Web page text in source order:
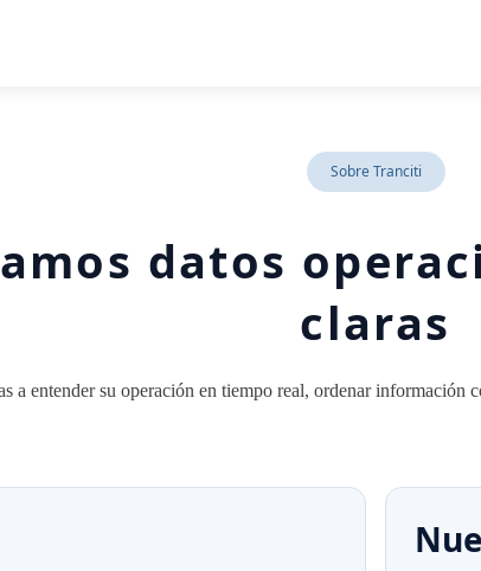
Sobre Tranciti
datos
claras
a entender su operación en tiempo real, ordenar